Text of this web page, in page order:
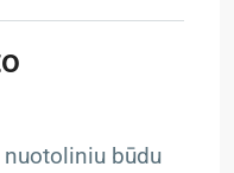
nuotoliniu būdu